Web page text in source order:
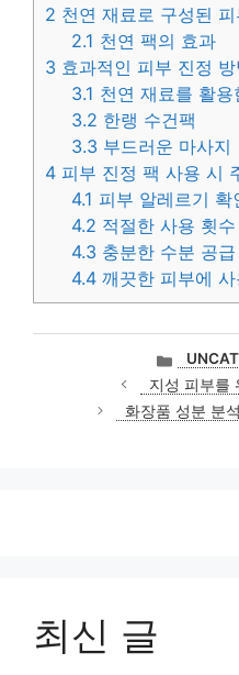
2 천연 재료로 구성된
2.1 천연 팩의 효과
3 효과적인 피부 진정 방
3.1 천연 재료를 활
3.2 한랭 수건팩
3.3 부드러운 마사지
4 피부 진정 팩 사용 시
4.1 피부 알레르기 확
4.2 적절한 사용 횟수
4.3 충분한 수분 공급
4.4 깨끗한 피부에 사
카
테
고
리
지성 피부를
화장품 성분 분
최신 글